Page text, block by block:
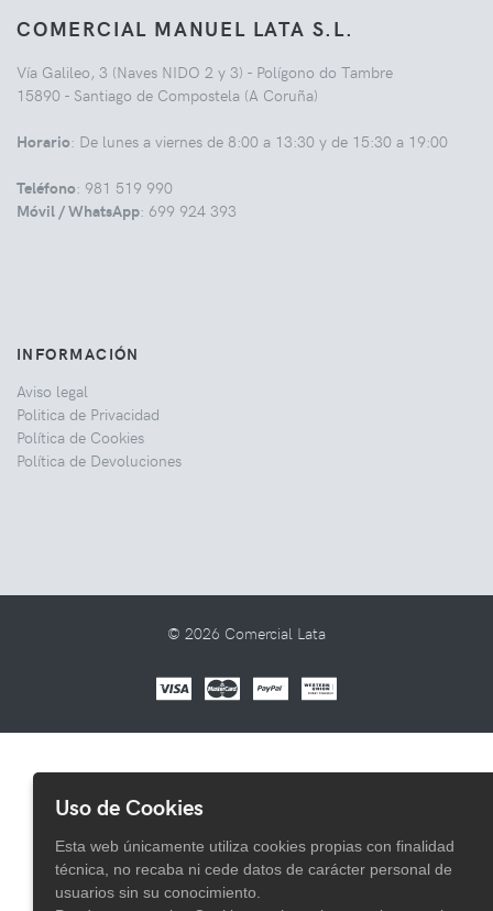
COMERCIAL MANUEL LATA S.L.
Vía Galileo, 3 (Naves NIDO 2 y 3) - Polígono do Tambre
15890 - Santiago de Compostela (A Coruña)
Horario: De lunes a viernes de 8:00 a 13:30 y de 15:30 a 19:00
Teléfono: 981 519 990
Móvil / WhatsApp: 699 924 393
INFORMACIÓN
Aviso legal
Politica de Privacidad
Política de Cookies
Política de Devoluciones
© 2026 Comercial Lata
Uso de Cookies
Esta web únicamente utiliza cookies propias con finalidad
técnica, no recaba ni cede datos de carácter personal de
usuarios sin su conocimiento.